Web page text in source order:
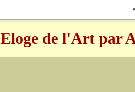
Eloge de l'Art par